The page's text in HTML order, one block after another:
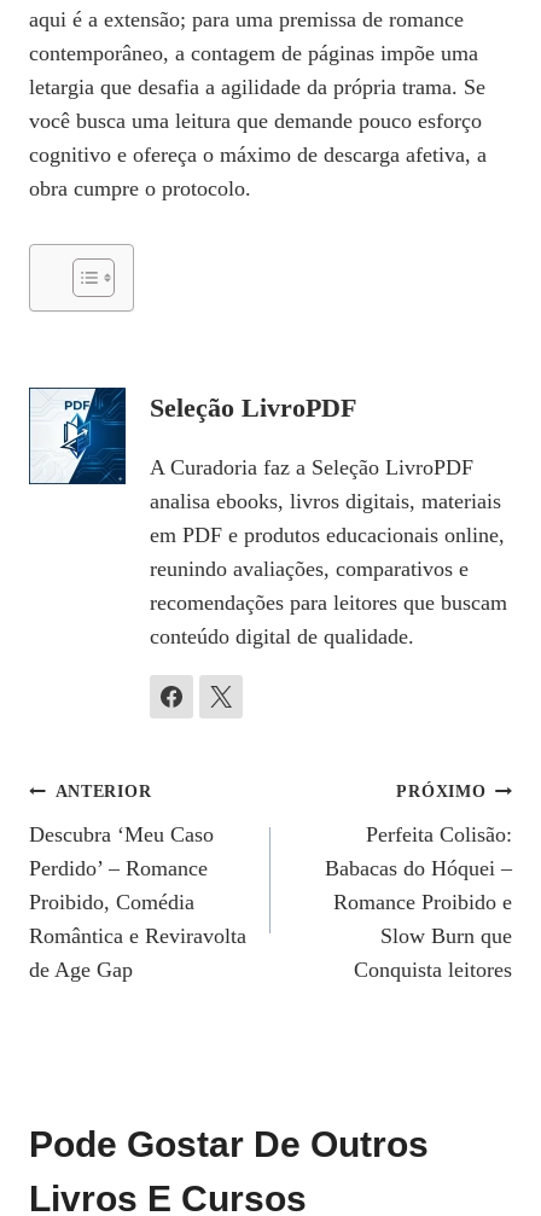
aqui é a extensão; para uma premissa de romance
contemporâneo, a contagem de páginas impõe uma
letargia que desafia a agilidade da própria trama. Se
você busca uma leitura que demande pouco esforço
cognitivo e ofereça o máximo de descarga afetiva, a
obra cumpre o protocolo.
Seleção LivroPDF
A Curadoria faz a Seleção LivroPDF
analisa ebooks, livros digitais, materiais
em PDF e produtos educacionais online,
reunindo avaliações, comparativos e
recomendações para leitores que buscam
conteúdo digital de qualidade.
Navegação
De
Post
ANTERIOR
Descubra ‘Meu Caso
Perdido’ – Romance
Proibido, Comédia
Romântica e Reviravolta
de Age Gap
PRÓXIMO
Perfeita Colisão:
Babacas do Hóquei –
Romance Proibido e
Slow Burn que
Conquista leitores
Pode Gostar De Outros
Livros E Cursos